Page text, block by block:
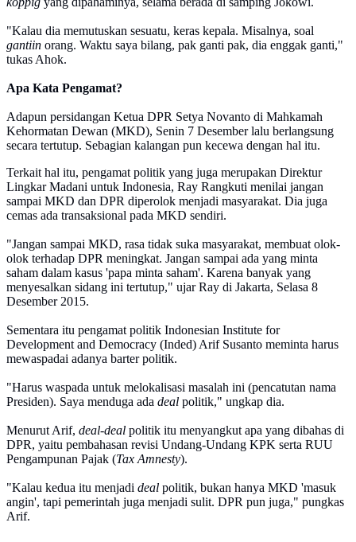
"Kalau dia memutuskan sesuatu, keras kepala. Misalnya, soal
gantiin orang. Waktu saya bilang, pak ganti pak, dia enggak ganti,"
tukas Ahok.
Apa Kata Pengamat?
Adapun persidangan Ketua DPR Setya Novanto di Mahkamah
Kehormatan Dewan (MKD), Senin 7 Desember lalu berlangsung
secara tertutup. Sebagian kalangan pun kecewa dengan hal itu.
Terkait hal itu, pengamat politik yang juga merupakan Direktur
Lingkar Madani untuk Indonesia, Ray Rangkuti menilai jangan
sampai MKD dan DPR diperolok menjadi masyarakat. Dia juga
cemas ada transaksional pada MKD sendiri.
"Jangan sampai MKD, rasa tidak suka masyarakat, membuat olok-
olok terhadap DPR meningkat. Jangan sampai ada yang minta
saham dalam kasus 'papa minta saham'. Karena banyak yang
menyesalkan sidang ini tertutup," ujar Ray di Jakarta, Selasa 8
Desember 2015.
Sementara itu pengamat politik Indonesian Institute for
Development and Democracy (Inded) Arif Susanto meminta harus
mewaspadai adanya barter politik.
"Harus waspada untuk melokalisasi masalah ini (pencatutan nama
Presiden). Saya menduga ada deal politik," ungkap dia.
Menurut Arif, deal-deal politik itu menyangkut apa yang dibahas di
DPR, yaitu pembahasan revisi Undang-Undang KPK serta RUU
Pengampunan Pajak (Tax Amnesty).
"Kalau kedua itu menjadi deal politik, bukan hanya MKD 'masuk
angin', tapi pemerintah juga menjadi sulit. DPR pun juga," pungkas
Arif.